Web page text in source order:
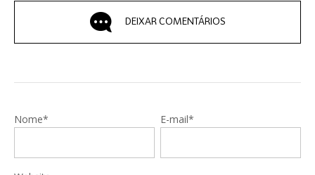
DEIXAR COMENTÁRIOS
Nome* E-mail*